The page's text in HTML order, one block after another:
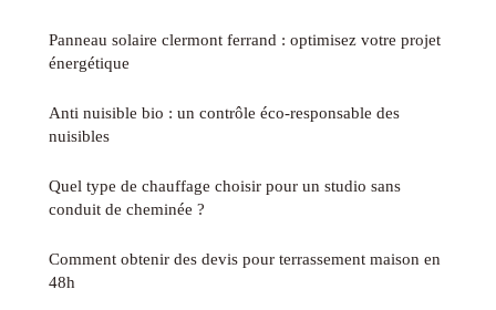
Panneau solaire clermont ferrand : optimisez votre projet
énergétique
Anti nuisible bio : un contrôle éco-responsable des
nuisibles
Quel type de chauffage choisir pour un studio sans
conduit de cheminée ?
Comment obtenir des devis pour terrassement maison en
48h